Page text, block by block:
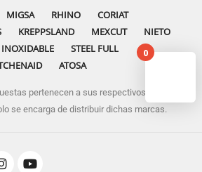
MIGSA RHINO
CORIAT
KREPPSLAND MEXCUT
NIETO
INOXIDABLE
STEEL FULL
ATOSA
pertenecen a sus respectivos dueños
se encarga de distribuir dichas marcas.
0